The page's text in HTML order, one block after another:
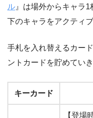
ル 』は場外からキャラ1
下のキャラをアクティ
手札を入れ替えるカー
ントカードを貯めてい
キーカード
【登場